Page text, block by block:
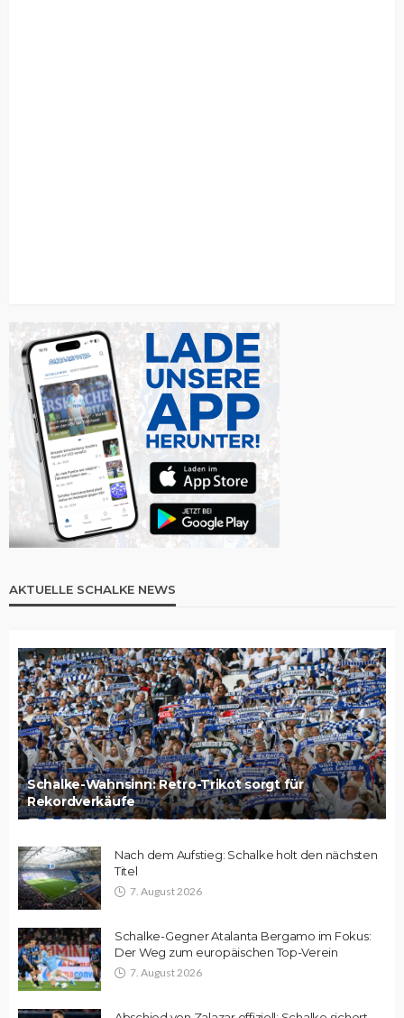
AKTUELLE SCHALKE NEWS
Schalke-Wahnsinn: Retro-Trikot sorgt für
Rekordverkäufe
Nach dem Aufstieg: Schalke holt den nächsten
Titel
7. August 2026
Schalke-Gegner Atalanta Bergamo im Fokus:
Der Weg zum europäischen Top-Verein
7. August 2026